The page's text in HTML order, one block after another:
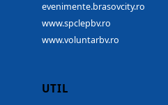
evenimente.brasovcity.ro
www.spclepbv.ro
www.voluntarbv.ro
UTIL